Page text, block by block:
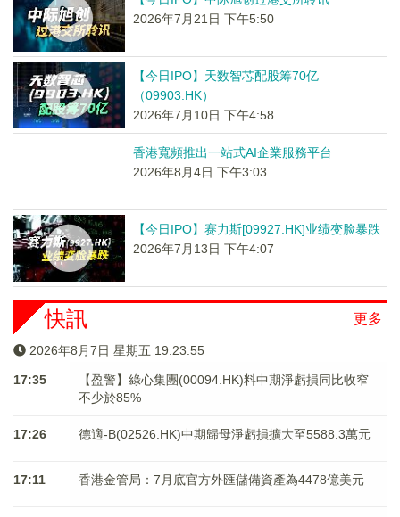
2026年7月21日 下午5:50
【今日IPO】天数智芯配股筹70亿
（09903.HK）
2026年7月10日 下午4:58
香港寬頻推出一站式AI企業服務平台
2026年8月4日 下午3:03
【今日IPO】赛力斯[09927.HK]业绩变脸暴跌
2026年7月13日 下午4:07
更多
快訊
2026年8月7日 星期五 19:23:55
17:35
【盈警】綠心集團(00094.HK)料中期淨虧損同比收窄
不少於85%
17:26 德適-B(02526.HK)中期歸母淨虧損擴大至5588.3萬元
17:11 香港金管局：7月底官方外匯儲備資產為4478億美元